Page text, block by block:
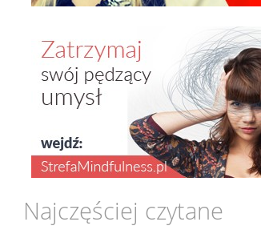
Najczęściej czytane